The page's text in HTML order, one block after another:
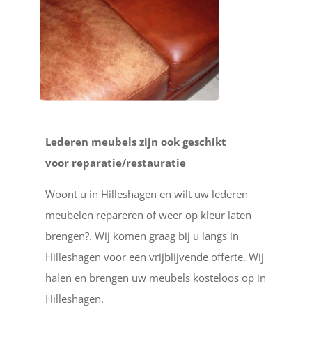
Lederen meubels zijn ook geschikt
voor reparatie/restauratie
Woont u in Hilleshagen en wilt uw lederen
meubelen repareren of weer op kleur laten
brengen?. Wij komen graag bij u langs in
Hilleshagen voor een vrijblijvende offerte. Wij
halen en brengen uw meubels kosteloos op in
Hilleshagen.